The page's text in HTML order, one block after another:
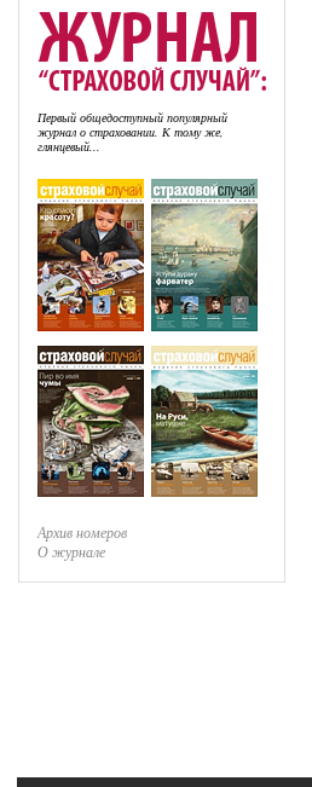
Первый общедоступный популярный
журнал о страховании. К тому же,
глянцевый...
Архив номеров
О журнале